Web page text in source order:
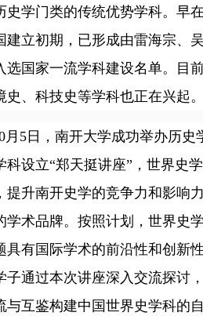
学门类的传统优势学科。早
立初期，已形成由雷海宗、
国家一流学科建设名单。目
、科技史等学科也正在兴起。
5日，南开大学成功举办历史
设立“郑天挺讲座”，世界史学
升南开史学的竞争力和影响
术品牌。按照计划，世界史
有国际学术的前沿性和创新
通过本次讲座深入交流探讨
互鉴构建中国世界史学科的